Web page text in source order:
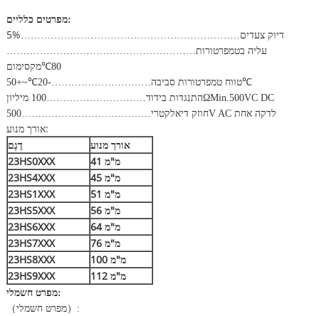
מפרטים כלליים:
דיוק צעדים…………………………………………………………
5%
עליה בטמפרטורות…………………………………………………
80
℃מקסימום
טווח טמפרטורות סביבה…………………………
-20
℃
~+50 ℃
התנגדות בידוד…………………………100 מיליון ΩMin.500VC DC
חוזק דיאלקטרי………………………………… 500V AC לדקה אחת
אורך מנוע:
דֶגֶם
אורך מנוע
23HS0XXX
41 מ"מ
23HS4XXX
45 מ"מ
23HS1XXX
51 מ"מ
23HS5XXX
56 מ"מ
23HS6XXX
64 מ"מ
23HS7XXX
76 מ"מ
23HS8XXX
100 מ"מ
23HS9XXX
112 מ"מ
מפרט חשמלי:
（מפרט חשמלי） :